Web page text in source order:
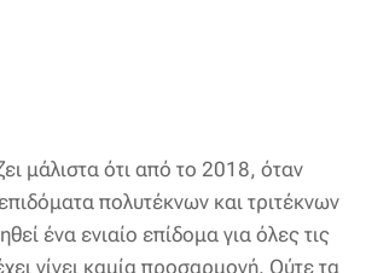
μάλιστα ότι από το 2018, όταν
πολυτέκνων και τριτέκνων
ένα ενιαίο επίδομα για όλες τις
γίνει καμία προσαρμογή. Ούτε τα